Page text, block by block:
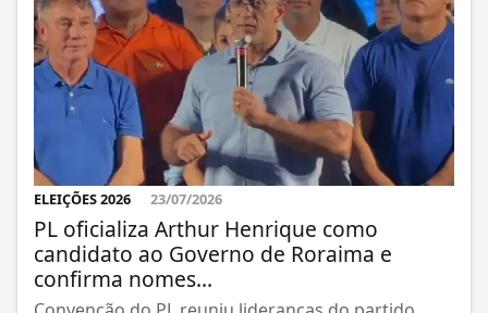
ELEIÇÕES 2026 23/07/2026
PL oficializa Arthur Henrique como
candidato ao Governo de Roraima e
confirma nomes...